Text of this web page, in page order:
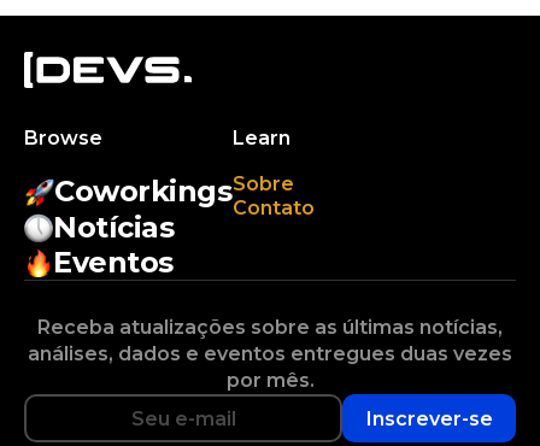
Browse
Coworkings
Notícias
Eventos
Learn
Sobre
Contato
Receba atualizações sobre as últimas notícias,
análises, dados e eventos entregues duas vezes
por mês.
Inscrever-se